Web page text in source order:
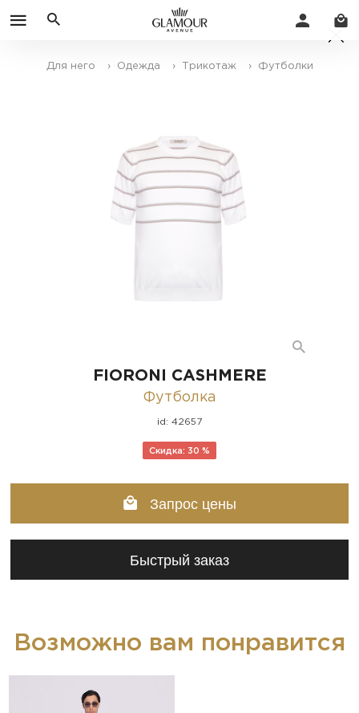
Для него › Одежда › Трикотаж › Футболки
FIORONI CASHMERE
Футболка
id: 42657
Скидка: 30 %
Запрос цены
Быстрый заказ
Возможно вам понравится